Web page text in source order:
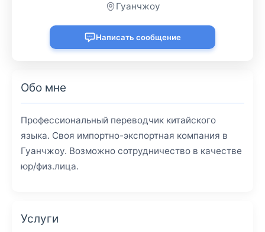
Гуанчжоу
Написать сообщение
Обо мне
Профессиональный переводчик китайского
языка. Своя импортно-экспортная компания в
Гуанчжоу. Возможно сотрудничество в качестве
юр/физ.лица.
Услуги